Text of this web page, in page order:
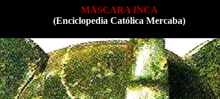
MÁSCARA INCA
(Enciclopedia Católica Mercaba)